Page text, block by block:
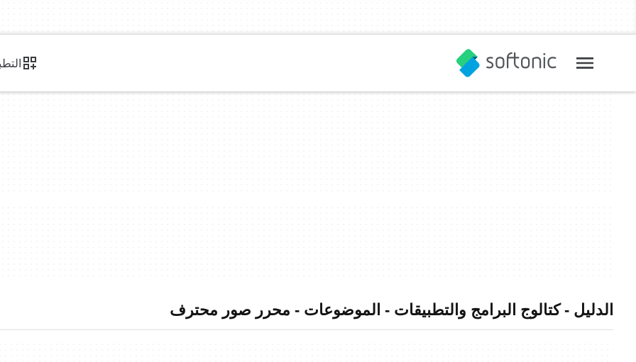
الدليل - كتالوج البرامج والتطبيقات - الموضوعات - محرر صور محترف